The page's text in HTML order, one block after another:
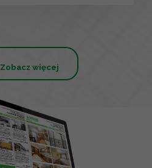
Zobacz więcej